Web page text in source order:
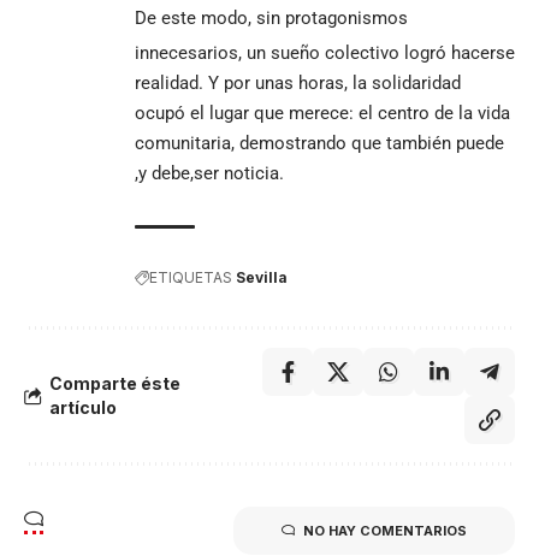
De este modo, sin protagonismos
innecesarios, un sueño colectivo logró hacerse
realidad. Y por unas horas, la solidaridad
ocupó el lugar que merece: el centro de la vida
comunitaria, demostrando que también puede
,y debe,ser noticia.
ETIQUETAS Sevilla
Comparte éste
artículo
NO HAY COMENTARIOS